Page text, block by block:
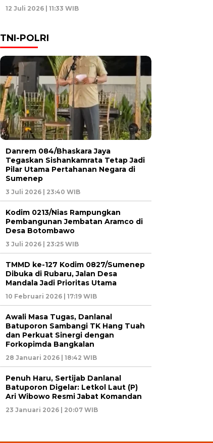
12 Juli 2026 | 11:33 WIB
TNI-POLRI
Danrem 084/Bhaskara Jaya
Tegaskan Sishankamrata Tetap Jadi
Pilar Utama Pertahanan Negara di
Sumenep
3 Juli 2026 | 23:40 WIB
Kodim 0213/Nias Rampungkan
Pembangunan Jembatan Aramco di
Desa Botombawo
3 Juli 2026 | 23:25 WIB
TMMD ke-127 Kodim 0827/Sumenep
Dibuka di Rubaru, Jalan Desa
Mandala Jadi Prioritas Utama
10 Februari 2026 | 17:19 WIB
Awali Masa Tugas, Danlanal
Batuporon Sambangi TK Hang Tuah
dan Perkuat Sinergi dengan
Forkopimda Bangkalan
28 Januari 2026 | 18:42 WIB
Penuh Haru, Sertijab Danlanal
Batuporon Digelar: Letkol Laut (P)
Ari Wibowo Resmi Jabat Komandan
23 Januari 2026 | 20:07 WIB